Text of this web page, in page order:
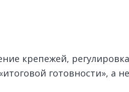
крепежей,
готовности», а